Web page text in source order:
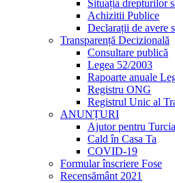
Situația drepturilor
Achizitii Publice
Declarații de avere
Transparență Decizională
Consultare publică
Legea 52/2003
Rapoarte anuale
Registru ONG
Registrul Unic al
ANUNȚURI
Ajutor pentru Turcia
Cald în Casa Ta
COVID-19
Formular înscriere Fose
Recensământ 2021